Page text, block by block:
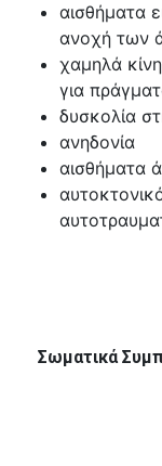
αισθήματα
ανοχή των
χαμηλά
για
δυσκολία
ανηδονία
αισθήματα
Σωματικά